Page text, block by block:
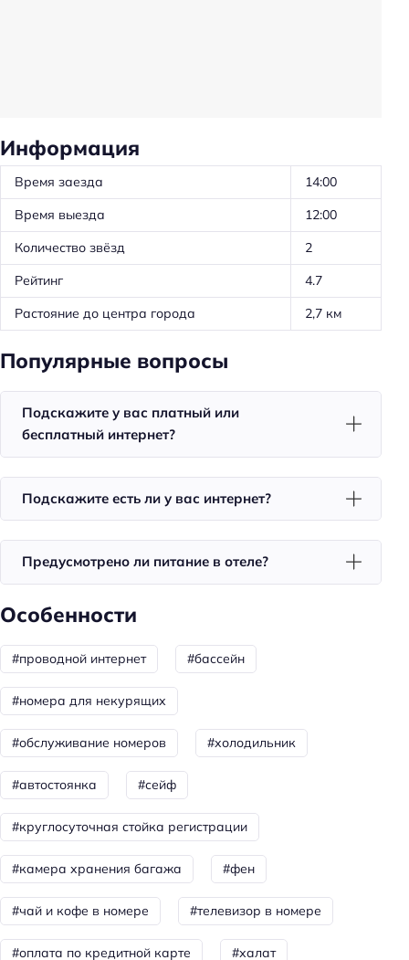
Номера для некурящих
Халат
Телевизор в номере
Утюг
Холодильник
Уборка
Питание
Бар у бассейна
Красота и здоровье
Джакузи
Spa
Сауна
Спорт и развлечения
Бассейн
Площадка для пикника
Развлечения: бильярд
Тип бассейна: крытый
Для семей
Детское меню
Информация
Время заезда
14:00
Время выезда
12:00
Количество звёзд
2
Рейтинг
4.7
Растояние до центра города
2,7 км
Популярные вопросы
Подскажите у вас платный или
бесплатный интернет?
Подскажите есть ли у вас интернет?
Предусмотрено ли питание в отеле?
Особенности
#проводной интернет #бассейн
#номера для некурящих
#обслуживание номеров #холодильник
#автостоянка #сейф
#круглосуточная стойка регистрации
#камера хранения багажа #фен
#чай и кофе в номере #телевизор в номере
#оплата по кредитной карте #халат